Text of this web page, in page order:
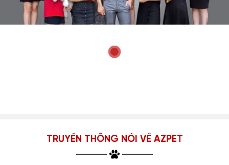
TRUYỀN THÔNG NÓI VỀ AZPET